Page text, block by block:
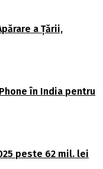
a Ţării,
în India pentru
peste 62 mil. lei